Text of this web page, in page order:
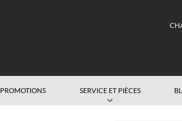
PROMOTIONS SERVICE ET PIÈCES